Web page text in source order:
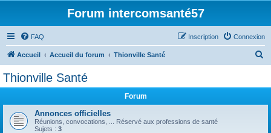
Forum intercomsanté57
FAQ Connexion
Inscription
Accueil Accueil du forum Thionville Santé
Thionville Santé
Forum
Annonces officielles
Réunions, convocations, ... Réservé aux professions de santé
Sujets : 3